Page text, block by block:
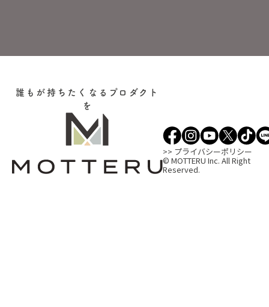
誰もが持ちたくなるプロダクト
を
>> プライバシーポリシー
© MOTTERU Inc. All Right
Reserved.